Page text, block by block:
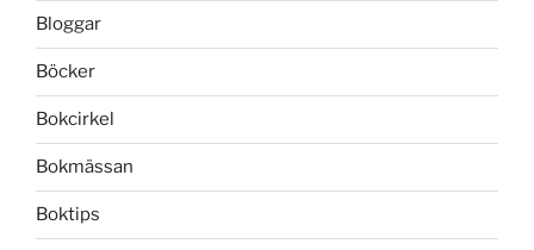
Bloggar
Böcker
Bokcirkel
Bokmässan
Boktips